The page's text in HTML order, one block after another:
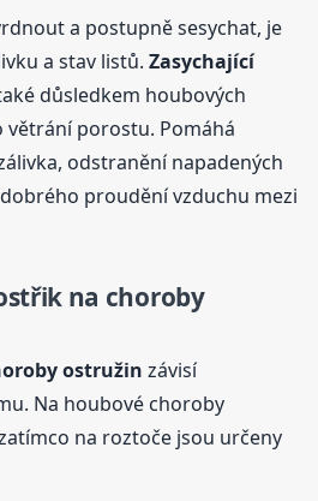
a postupně sesychat, je
a stav listů.Zasychající
důsledkem houbových
porostu. Pomáhá
odstranění napadených
proudění vzduchu mezi
na choroby
ostružin závisí
Na houbové choroby
na roztoče jsou určeny